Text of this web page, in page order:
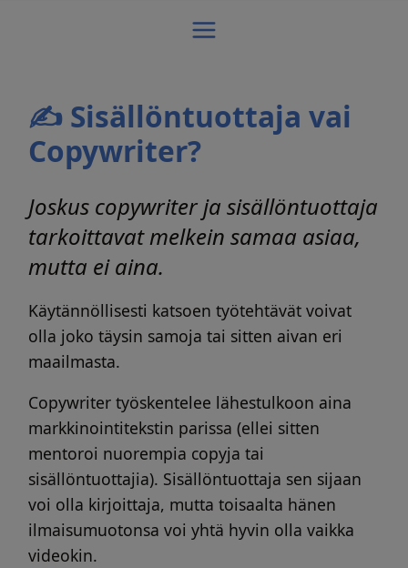
✍ Sisällöntuottaja vai
Copywriter?
Joskus copywriter ja sisällöntuottaja
tarkoittavat melkein samaa asiaa,
mutta ei aina.
Käytännöllisesti katsoen työtehtävät voivat
olla joko täysin samoja tai sitten aivan eri
maailmasta.
Copywriter työskentelee lähestulkoon aina
markkinointitekstin parissa (ellei sitten
mentoroi nuorempia copyja tai
sisällöntuottajia). Sisällöntuottaja sen sijaan
voi olla kirjoittaja, mutta toisaalta hänen
ilmaisumuotonsa voi yhtä hyvin olla vaikka
videokin.